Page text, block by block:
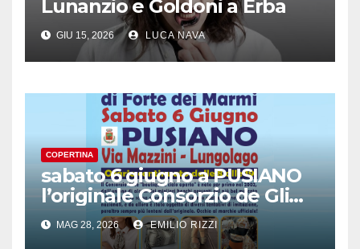
Lunanzio e Goldoni a Erba
GIU 15, 2026 LUCA NAVA
COPERTINA
sabato 6 giugno a PUSIANO
l’originale Consorzio de Gli
Ambulanti di Forte dei
Marmi®
MAG 28, 2026 EMILIO RIZZI